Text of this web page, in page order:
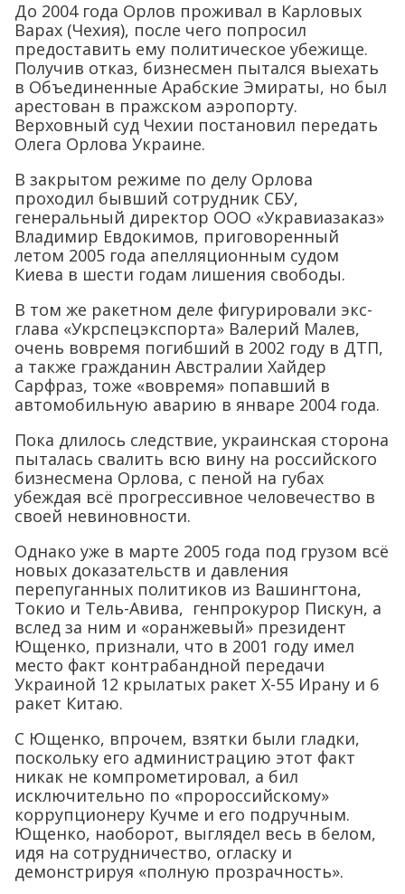
До 2004 года Орлов проживал в Карловых
Варах (Чехия), после чего попросил
предоставить ему политическое убежище.
Получив отказ, бизнесмен пытался выехать
в Объединенные Арабские Эмираты, но был
арестован в пражском аэропорту.
Верховный суд Чехии постановил передать
Олега Орлова Украине.
В закрытом режиме по делу Орлова
проходил бывший сотрудник СБУ,
генеральный директор ООО «Укравиазаказ»
Владимир Евдокимов, приговоренный
летом 2005 года апелляционным судом
Киева в шести годам лишения свободы.
В том же ракетном деле фигурировали экс-
глава «Укрспецэкспорта» Валерий Малев,
очень вовремя погибший в 2002 году в ДТП,
а также гражданин Австралии Хайдер
Сарфраз, тоже «вовремя» попавший в
автомобильную аварию в январе 2004 года.
Пока длилось следствие, украинская сторона
пыталась свалить всю вину на российского
бизнесмена Орлова, с пеной на губах
убеждая всё прогрессивное человечество в
своей невиновности.
Однако уже в марте 2005 года под грузом всё
новых доказательств и давления
перепуганных политиков из Вашингтона,
Токио и Тель-Авива, генпрокурор Пискун, а
вслед за ним и «оранжевый» президент
Ющенко, признали, что в 2001 году имел
место факт контрабандной передачи
Украиной 12 крылатых ракет Х-55 Ирану и 6
ракет Китаю.
С Ющенко, впрочем, взятки были гладки,
поскольку его администрацию этот факт
никак не компрометировал, а бил
исключительно по «пророссийскому»
коррупционеру Кучме и его подручным.
Ющенко, наоборот, выглядел весь в белом,
идя на сотрудничество, огласку и
демонстрируя «полную прозрачность».